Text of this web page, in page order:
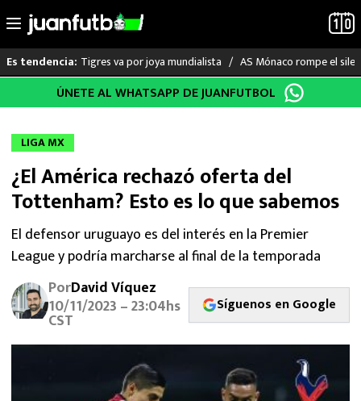
al
Es tendencia: Tigres va por joya mundialista AS Mónaco rompe el
LO ÚLTIMO
LIGA MX
RAYADOS
ATLANTE
SELECCIÓN MEXICANA
MEXICANOS EN EL EXTRANJERO
ÚNETE AL WHATSAPP DE JUANFUTBOL
LIGA MX
¿El América rechazó oferta del
Tottenham? Esto es lo que sabemos
El defensor uruguayo es del interés en la Premier
League y podría marcharse al final de la temporada
PorDavid Víquez
10/11/2023 – 23:04hs
CST
Síguenos en Google